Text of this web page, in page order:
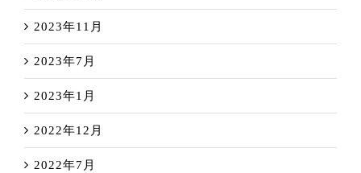
2023年11月
2023年7月
2023年1月
2022年12月
2022年7月